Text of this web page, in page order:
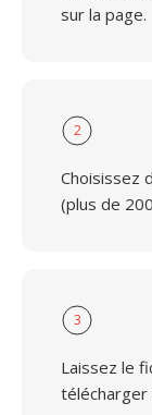
sur la page.
2
Choisissez
(plus de
3
Laissez le